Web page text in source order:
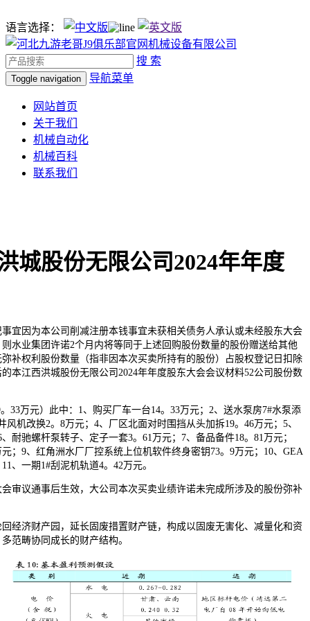
语言选择：
搜 索
Toggle navigation 导航菜单
网站首页
关于我们
机械自动化
机械百科
联系我们
城股份无限公司2024年年度
因为本公司削减注册本钱事宜未获相关债务人承认或未经股东大会
水业集团许诺2个月内将等同于上述回购股份数量的股份赠送给其他
补权利股份数量（指非因本次买卖所持有的股份）占股权登记日扣除
本江西洪城股份无限公司2024年年度股东大会会议材料52公司股份数
万元）此中：1、购买厂车一台14。33万元；2、送水泵房7#水泵添
风机改换2。8万元；4、厂区北面对时围挡从头加拆19。46万元；5、
耐驰螺杆泵转子、定子一套3。61万元；7、备品备件18。81万元；
；9、红角洲水厂厂控系统上位机软件终身密钥73。9万元；10、GEA
、一期1#刮泥机轨道4。42万元。
议通事后生效，大公司本次买卖业绩许诺未完成所涉及的股份弥补
济财产园，延长固废措置财产链，构成以固废无害化、减量化和资
范畴协同成长的财产结构。